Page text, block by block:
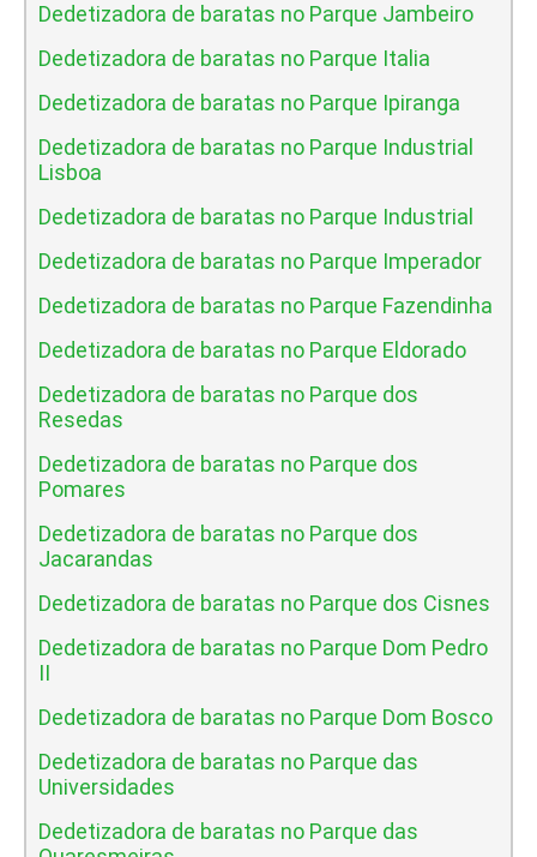
Dedetizadora de baratas no Parque Jambeiro
Dedetizadora de baratas no Parque Italia
Dedetizadora de baratas no Parque Ipiranga
Dedetizadora de baratas no Parque Industrial
Lisboa
Dedetizadora de baratas no Parque Industrial
Dedetizadora de baratas no Parque Imperador
Dedetizadora de baratas no Parque Fazendinha
Dedetizadora de baratas no Parque Eldorado
Dedetizadora de baratas no Parque dos
Resedas
Dedetizadora de baratas no Parque dos
Pomares
Dedetizadora de baratas no Parque dos
Jacarandas
Dedetizadora de baratas no Parque dos Cisnes
Dedetizadora de baratas no Parque Dom Pedro
II
Dedetizadora de baratas no Parque Dom Bosco
Dedetizadora de baratas no Parque das
Universidades
Dedetizadora de baratas no Parque das